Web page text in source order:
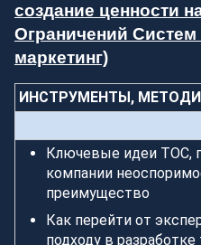
создание ценности
Ограничений Систем
маркетинг)
ИНСТРУМЕНТЫ,
Ключевые идеи ТОС,
компании
преимущество
Как перейти от
подходу в